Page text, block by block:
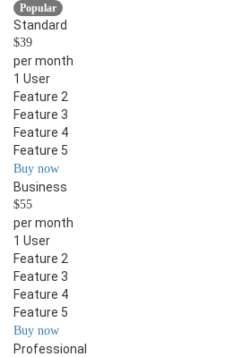
Popular
Standard
$39
per month
1 User
Feature 2
Feature 3
Feature 4
Feature 5
Buy now
Business
$55
per month
1 User
Feature 2
Feature 3
Feature 4
Feature 5
Buy now
Professional